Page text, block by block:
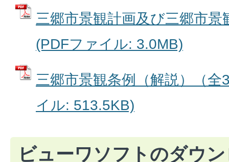
三郷市景観計画及び三郷市景
(PDFファイル: 3.0MB)
三郷市景観条例（解説）（
イル: 513.5KB)
ビューワソフトのダウ